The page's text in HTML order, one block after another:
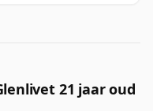
21 jaar oud